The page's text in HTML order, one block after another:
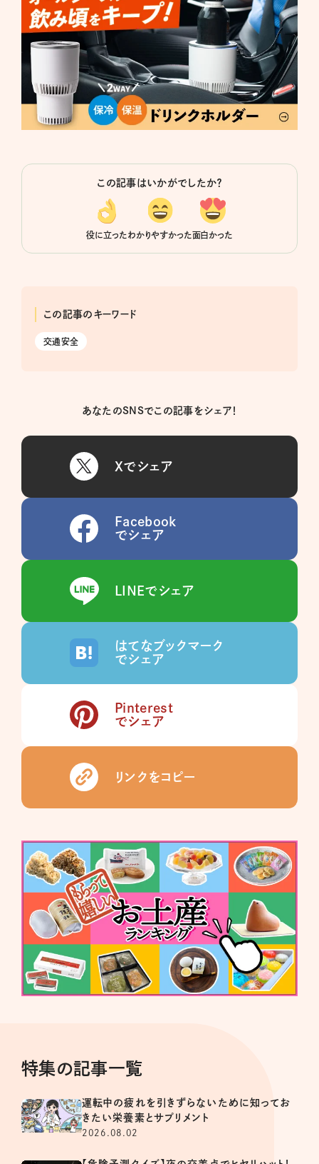
この記事はいかがでしたか？
役に立ったわかりやすかった面白かった
この記事のキーワード
交通安全
あなたのSNSでこの記事をシェア！
Xでシェア
Facebook
でシェア
LINEでシェア
はてなブックマーク
でシェア
Pinterest
でシェア
リンクをコピー
特集の記事一覧
運転中の疲れを引きずらないために知ってお
きたい栄養素とサプリメント
2026.08.02